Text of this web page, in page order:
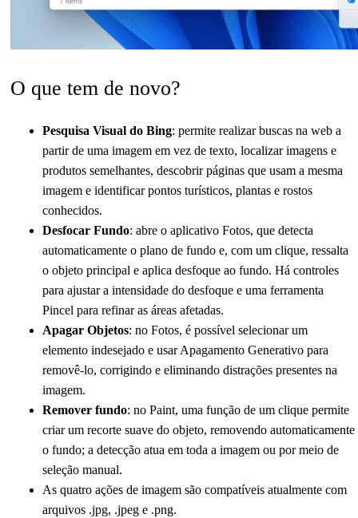
O que tem de novo?
Pesquisa Visual do Bing: permite realizar buscas na web a
partir de uma imagem em vez de texto, localizar imagens e
produtos semelhantes, descobrir páginas que usam a mesma
imagem e identificar pontos turísticos, plantas e rostos
conhecidos.
Desfocar Fundo: abre o aplicativo Fotos, que detecta
automaticamente o plano de fundo e, com um clique, ressalta
o objeto principal e aplica desfoque ao fundo. Há controles
para ajustar a intensidade do desfoque e uma ferramenta
Pincel para refinar as áreas afetadas.
Apagar Objetos: no Fotos, é possível selecionar um
elemento indesejado e usar Apagamento Generativo para
removê-lo, corrigindo e eliminando distrações presentes na
imagem.
Remover fundo: no Paint, uma função de um clique permite
criar um recorte suave do objeto, removendo automaticamente
o fundo; a detecção atua em toda a imagem ou por meio de
seleção manual.
As quatro ações de imagem são compatíveis atualmente com
arquivos .jpg, .jpeg e .png.